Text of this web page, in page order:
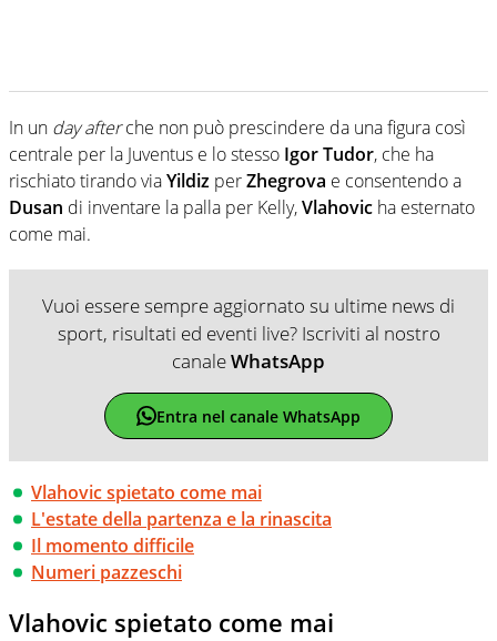
In un day afterche non può prescindere da una figura così
centrale per la Juventus e lo stesso Igor Tudor, che ha
rischiato tirando viaYildiz perZhegrova e consentendo a
Dusan di inventare la palla per Kelly,Vlahovic ha esternato
come mai.
Vuoi essere sempre aggiornato su ultime news di
sport, risultati ed eventi live? Iscriviti al nostro
canaleWhatsApp
Entra nel canale WhatsApp
Vlahovic spietato come mai
L'estate della partenza e la rinascita
Il momento difficile
Numeri pazzeschi
Vlahovic spietato come mai